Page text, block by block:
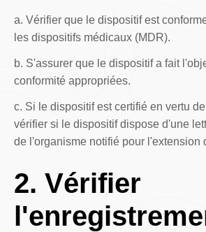
a. Vérifier que le dispositif est
les dispositifs médicaux (MDR).
b. S'assurer que le dispositif a fait
conformité appropriées.
c. Si le dispositif est certifié en vertu
vérifier si le dispositif dispose d'une
de l'organisme notifié pour l'extension
2. Vérifier